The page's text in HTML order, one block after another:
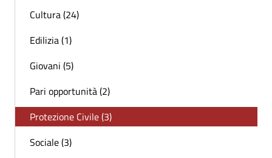
Cultura (24)
Edilizia (1)
Giovani (5)
Pari opportunità (2)
Protezione Civile (3)
Sociale (3)